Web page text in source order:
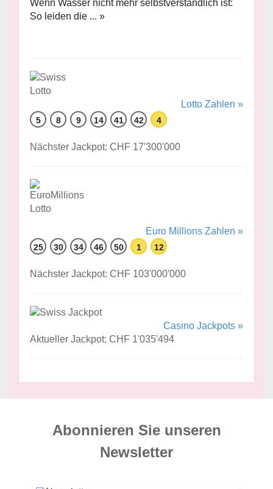
Wenn Wasser nicht mehr selbstverständlich ist:
So leiden die ... »
Lotto Zahlen »
5 8 9 14 41 42 4
Nächster Jackpot: CHF 17'300'000
Euro Millions Zahlen »
25 30 34 46 50 1 12
Nächster Jackpot: CHF 103'000'000
Casino Jackpots »
Aktueller Jackpot: CHF 1'035'494
Abonnieren Sie unseren
News­letter